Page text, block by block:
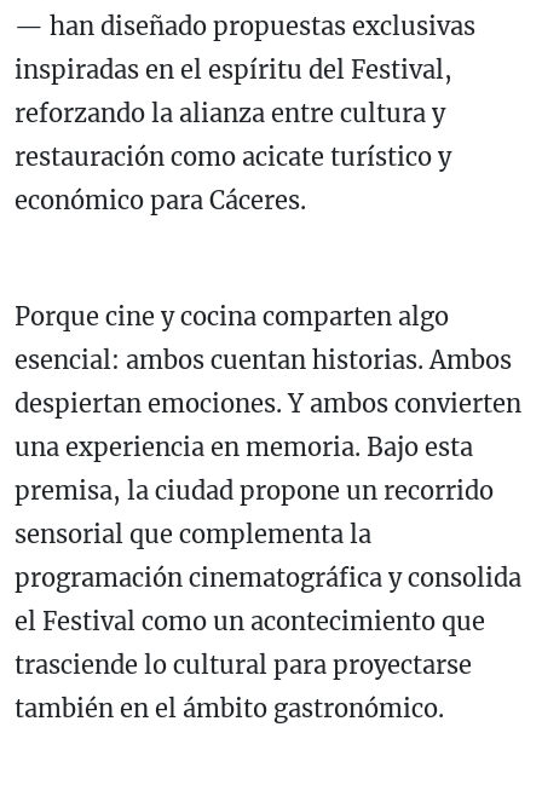
— han diseñado propuestas exclusivas
inspiradas en el espíritu del Festival,
reforzando la alianza entre cultura y
restauración como acicate turístico y
económico para Cáceres.
Porque cine y cocina comparten algo
esencial: ambos cuentan historias. Ambos
despiertan emociones. Y ambos convierten
una experiencia en memoria. Bajo esta
premisa, la ciudad propone un recorrido
sensorial que complementa la
programación cinematográfica y consolida
el Festival como un acontecimiento que
trasciende lo cultural para proyectarse
también en el ámbito gastronómico.